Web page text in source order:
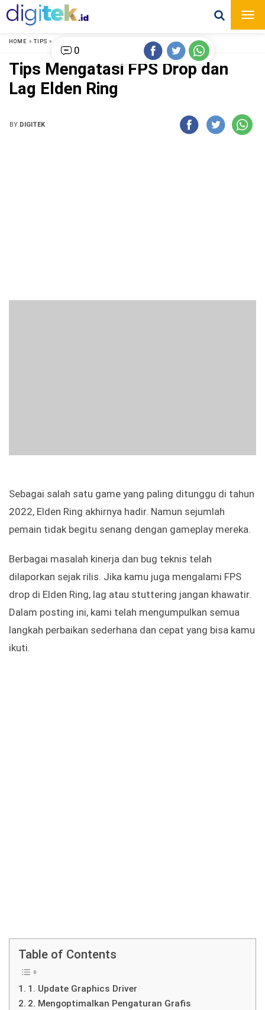
HOME » TIPS »
Tips Mengatasi FPS Drop dan
Lag Elden Ring
BY DIGITEK
Sebagai salah satu game yang paling ditunggu di tahun
2022, Elden Ring akhirnya hadir. Namun sejumlah
pemain tidak begitu senang dengan gameplay mereka.
Berbagai masalah kinerja dan bug teknis telah
dilaporkan sejak rilis. Jika kamu juga mengalami FPS
drop di Elden Ring, lag atau stuttering jangan khawatir.
Dalam posting ini, kami telah mengumpulkan semua
langkah perbaikan sederhana dan cepat yang bisa kamu
ikuti.
Table of Contents
1. Update Graphics Driver
2. Mengoptimalkan Pengaturan Grafis
0